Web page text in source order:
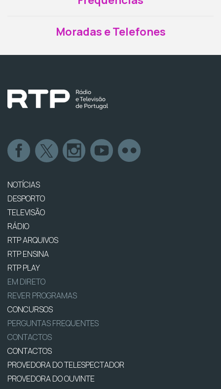
Moradas e Telefones
NOTÍCIAS
DESPORTO
TELEVISÃO
RÁDIO
RTP ARQUIVOS
RTP ENSINA
RTP PLAY
EM DIRETO
REVER PROGRAMAS
CONCURSOS
PERGUNTAS FREQUENTES
CONTACTOS
CONTACTOS
PROVEDORA DO TELESPECTADOR
PROVEDORA DO OUVINTE